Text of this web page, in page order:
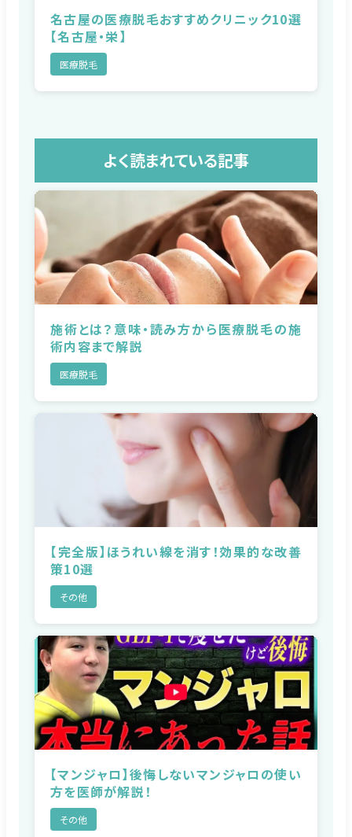
名古屋の医療脱毛おすすめクリニック10選
【名古屋・栄】
医療脱毛
よく読まれている記事
施術とは？意味・読み方から医療脱毛の施
術内容まで解説
医療脱毛
【完全版】ほうれい線を消す！効果的な改善
策10選
その他
【マンジャロ】後悔しないマンジャロの使い
方を医師が解説！
その他